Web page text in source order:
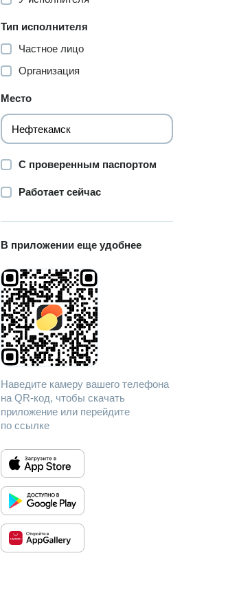
Тип исполнителя
Частное лицо
Организация
Место
С проверенным паспортом
Работает сейчас
В приложении еще удобнее
Наведите камеру вашего телефона
на QR-код, чтобы скачать
приложение или перейдите
по ссылке